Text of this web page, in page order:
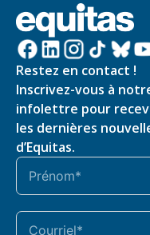
Restez en contact !
Inscrivez-vous à
infolettre pour
les dernières
d’Equitas.